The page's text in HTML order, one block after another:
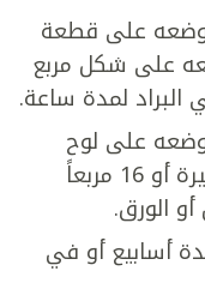
على قطعة
على شكل مربع
لمدة ساعة.
ووضعه على لوح
تقطيع وتقسيمه إلى 8 ألواح كبيرة أو 16 مربعاً
الورق.
أسابيع أو في